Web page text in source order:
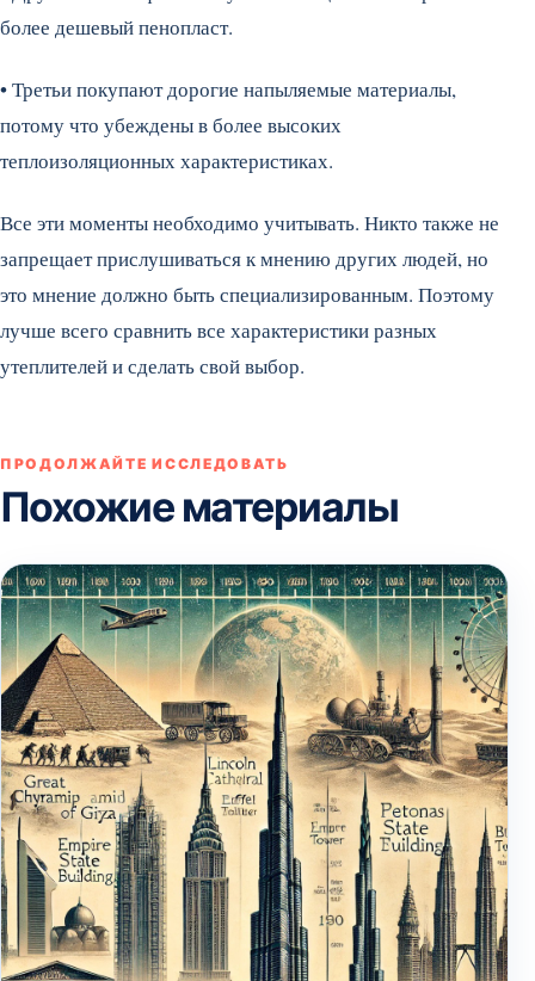
более дешевый пенопласт.
• Третьи покупают дорогие напыляемые материалы,
потому что убеждены в более высоких
теплоизоляционных характеристиках.
Все эти моменты необходимо учитывать. Никто также не
запрещает прислушиваться к мнению других людей, но
это мнение должно быть специализированным. Поэтому
лучше всего сравнить все характеристики разных
утеплителей и сделать свой выбор.
ПРОДОЛЖАЙТЕ ИССЛЕДОВАТЬ
Похожие материалы